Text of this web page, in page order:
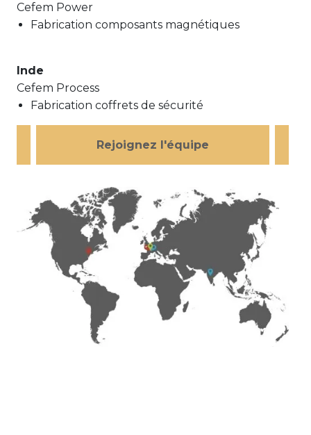
Cefem Power
Fabrication composants magnétiques
Inde
Cefem Process
Fabrication coffrets de sécurité
Rejoignez l'équipe